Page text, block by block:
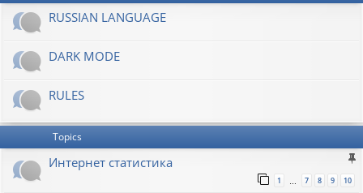
RUSSIAN LANGUAGE
DARK MODE
RULES
Topics
Интернет статистика
1 … 7 8 9 10